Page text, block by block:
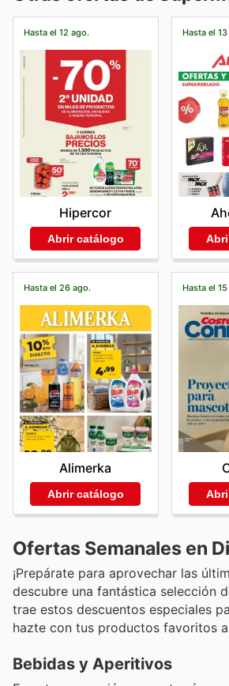
Hasta el 12 ago.
Hipercor
Abrir catálogo
Hasta el
Hasta el 26 ago.
Alimerka
Abrir catálogo
Hasta el
Ofertas Semanales en
¡Prepárate para aprovechar las
descubre una fantástica selección
trae estos descuentos especiales
hazte con tus productos favoritos
Bebidas y Aperitivos